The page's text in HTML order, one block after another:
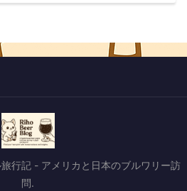
行記 - アメリカと日本のブルワリー訪
問.